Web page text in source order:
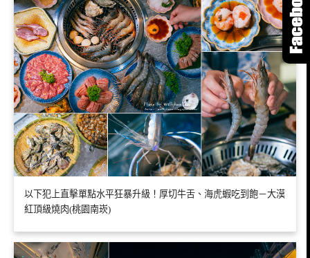
以下犯上直擊單點水平狂暴升級！厚切牛舌、海虎蝦吃到飽－大漠
紅頂級燒肉(桃園南崁)